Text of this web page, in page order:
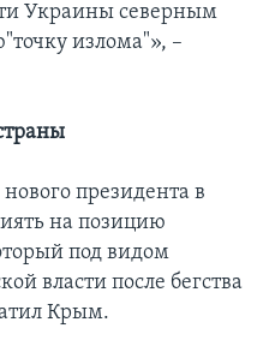
Украины северным
излома"», –
президента в
на позицию
под видом
власти после бегства
Крым.